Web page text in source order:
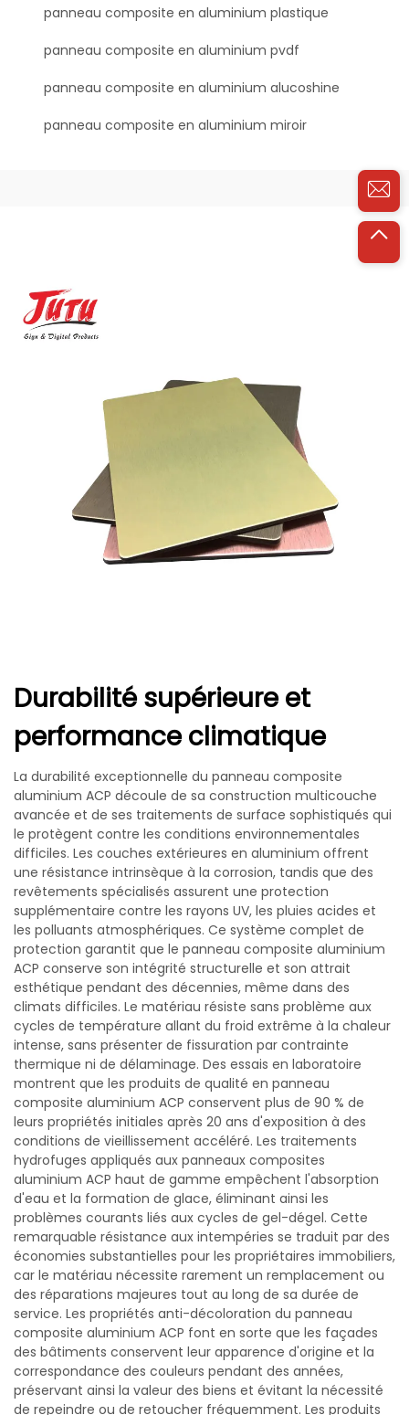
panneau composite en aluminium plastique
panneau composite en aluminium pvdf
panneau composite en aluminium alucoshine
panneau composite en aluminium miroir
Durabilité supérieure et
performance climatique
La durabilité exceptionnelle du panneau composite
aluminium ACP découle de sa construction multicouche
avancée et de ses traitements de surface sophistiqués qui
le protègent contre les conditions environnementales
difficiles. Les couches extérieures en aluminium offrent
une résistance intrinsèque à la corrosion, tandis que des
revêtements spécialisés assurent une protection
supplémentaire contre les rayons UV, les pluies acides et
les polluants atmosphériques. Ce système complet de
protection garantit que le panneau composite aluminium
ACP conserve son intégrité structurelle et son attrait
esthétique pendant des décennies, même dans des
climats difficiles. Le matériau résiste sans problème aux
cycles de température allant du froid extrême à la chaleur
intense, sans présenter de fissuration par contrainte
thermique ni de délaminage. Des essais en laboratoire
montrent que les produits de qualité en panneau
composite aluminium ACP conservent plus de 90 % de
leurs propriétés initiales après 20 ans d'exposition à des
conditions de vieillissement accéléré. Les traitements
hydrofuges appliqués aux panneaux composites
aluminium ACP haut de gamme empêchent l'absorption
d'eau et la formation de glace, éliminant ainsi les
problèmes courants liés aux cycles de gel-dégel. Cette
remarquable résistance aux intempéries se traduit par des
économies substantielles pour les propriétaires immobiliers,
car le matériau nécessite rarement un remplacement ou
des réparations majeures tout au long de sa durée de
service. Les propriétés anti-décoloration du panneau
composite aluminium ACP font en sorte que les façades
des bâtiments conservent leur apparence d'origine et la
correspondance des couleurs pendant des années,
préservant ainsi la valeur des biens et évitant la nécessité
de repeindre ou de retoucher fréquemment. Les produits